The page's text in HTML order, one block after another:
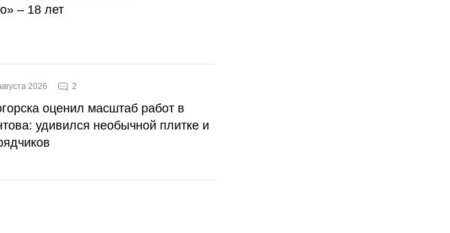
– 18 лет
2026 2
оценил масштаб работ в
удивился необычной плитке и